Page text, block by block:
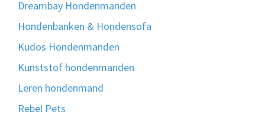
Dreambay Hondenmanden
Hondenbanken & Hondensofa
Kudos Hondenmanden
Kunststof hondenmanden
Leren hondenmand
Rebel Pets